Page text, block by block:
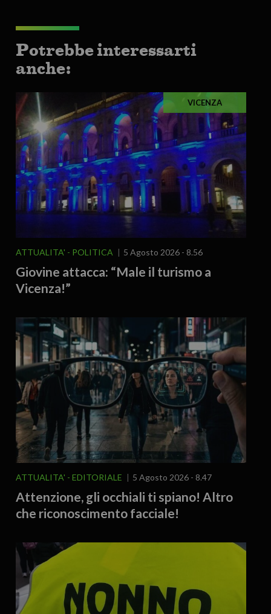
Potrebbe interessarti
anche:
VICENZA
ATTUALITA' POLITICA 5 Agosto 2026 - 8.56
Giovine attacca: “Male il turismo a
Vicenza!”
ATTUALITA' EDITORIALE 5 Agosto 2026 - 8.47
Attenzione, gli occhiali ti spiano! Altro
che riconoscimento facciale!